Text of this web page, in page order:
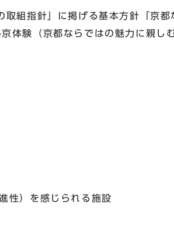
組指針」に掲げる基本方針「京都
体験（京都ならではの魅力に親し
性）を感じられる施設